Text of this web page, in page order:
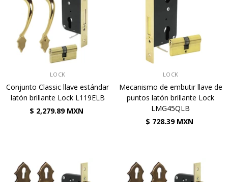
LOCK
Conjunto Classic llave estándar
latón brillante Lock L119ELB
$ 2,279.89 MXN
LOCK
Mecanismo de embutir llave de
puntos latón brillante Lock
LMG45QLB
$ 728.39 MXN